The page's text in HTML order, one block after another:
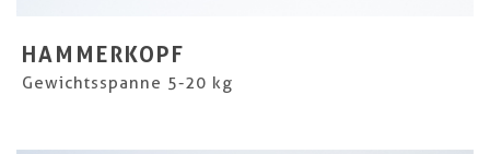
HAMMERKOPF
Gewichtsspanne 5-20 kg